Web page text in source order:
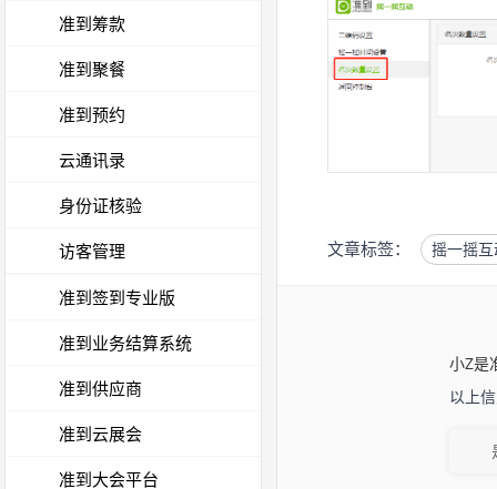
准到筹款
准到聚餐
准到预约
云通讯录
身份证核验
访客管理
准到签到专业版
准到业务结算系统
准到供应商
准到云展会
准到大会平台
文章标签： 摇一摇
小Z是
以上